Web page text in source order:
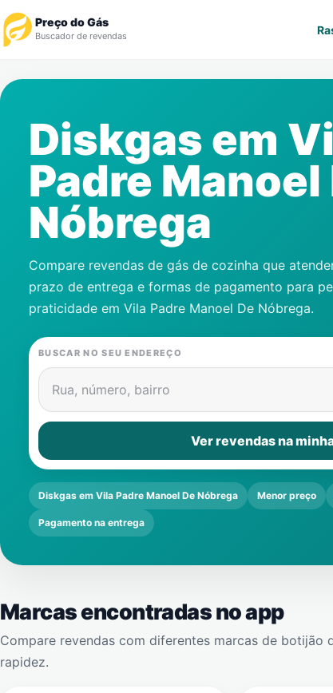
Preço do Gás
Buscador de revendas
Revendedor
Notícias
Cadastre-se
Contatos
Diskgas em
Padre Manoel
Nóbrega
Compare revendas de gás de cozinha que
prazo de entrega e formas de pagamento para
praticidade em Vila Padre Manoel De Nóbrega.
BUSCAR NO SEU ENDEREÇO
Rua, número, bairro
Ver revendas na
Diskgas em Vila Padre Manoel De Nóbrega Menor preço
Pagamento na entrega
Marcas encontradas no app
Compare revendas com diferentes marcas de botijão
rapidez.